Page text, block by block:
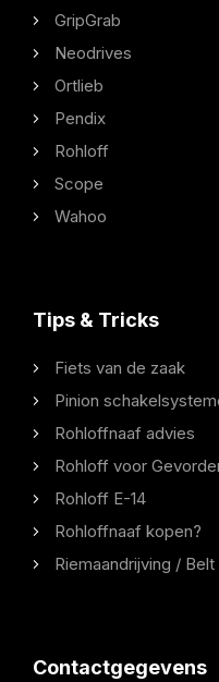
GripGrab
Neodrives
Ortlieb
Pendix
Rohloff
Scope
Wahoo
Tips & Tricks
Fiets van de zaak
Pinion
Rohloffnaaf advies
Rohloff voor
Rohloff E-14
Rohloffnaaf kopen?
Riemaandrijving / Belt
Contactgegevens